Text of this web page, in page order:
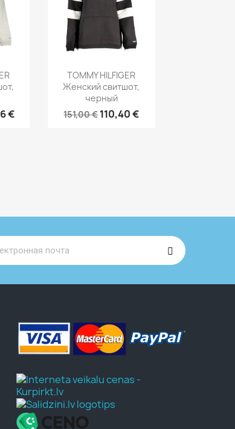
€
Быстрый просмотр
TOMMY HILFIGER
Женский свитшот,
черный
151,00 €110,40 €